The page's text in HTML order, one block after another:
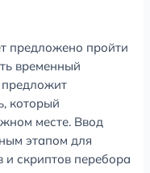
предложено пройти
временный
предложит
который
месте. Ввод
этапом для
и скриптов перебора